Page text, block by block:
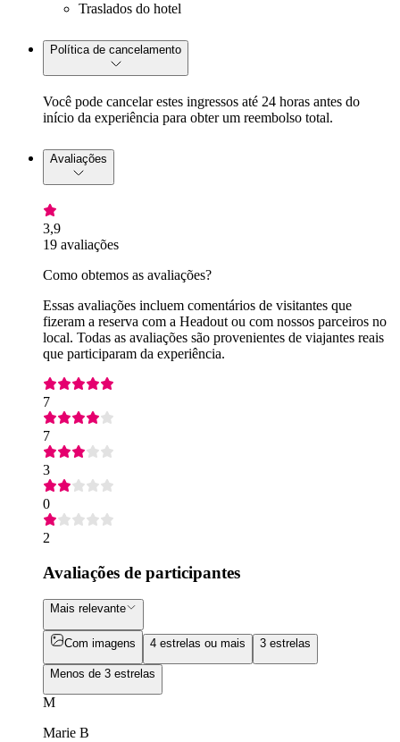
Traslados do hotel
Política de cancelamento
Você pode cancelar estes ingressos até 24 horas antes do
início da experiência para obter um reembolso total.
Avaliações
3,9
19 avaliações
Como obtemos as avaliações?
Essas avaliações incluem comentários de visitantes que
fizeram a reserva com a Headout ou com nossos parceiros no
local. Todas as avaliações são provenientes de viajantes reais
que participaram da experiência.
7
7
3
0
2
Avaliações de participantes
Mais relevante
Com imagens 4 estrelas ou mais 3 estrelas
Menos de 3 estrelas
M
Marie B